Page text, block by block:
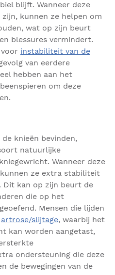
blijft. Wanneer deze
kunnen ze helpen om
wat op zijn beurt
blessures vermindert.
instabiliteit van de
van eerdere
hebben aan het
om deze
knieën bevinden,
natuurlijke
Wanneer deze
ze extra stabiliteit
Dit kan op zijn beurt de
die op het
Mensen die lijden
artrose/slijtage, waarbij het
kan worden aangetast,
ondersteuning die deze
de bewegingen van de